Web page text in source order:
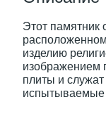
Этот памятник
изделию
изображением
плиты и
испытываемые